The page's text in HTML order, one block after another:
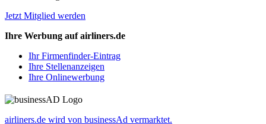
Jetzt Mitglied werden
Ihre Werbung auf airliners.de
Ihr Firmenfinder-Eintrag
Ihre Stellenanzeigen
Ihre Onlinewerbung
airliners.de wird von businessAd vermarktet.